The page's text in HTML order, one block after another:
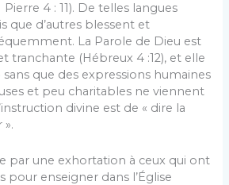
Pierre 4 : 11). De telles langues
que d’autres blessent et
La Parole de Dieu est
tranchante (Hébreux 4 :12), et elle
que des expressions humaines
et peu charitables ne viennent
divine est de « dire la
».
par une exhortation à ceux qui ont
pour enseigner dans l’Église